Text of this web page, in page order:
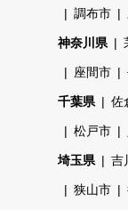
調布市
神奈川県
座間市
千葉県 佐
松戸市
埼玉県 吉
狭山市